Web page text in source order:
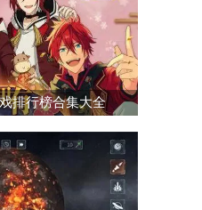
排行榜合集大全